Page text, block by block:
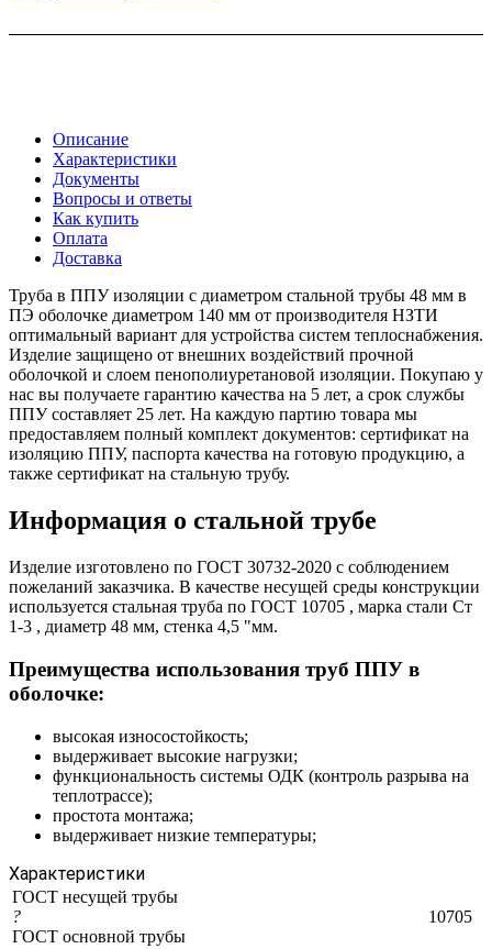
Описание
Характеристики
Документы
Вопросы и ответы
Как купить
Оплата
Доставка
Труба в ППУ изоляции с диаметром стальной трубы 48 мм в
ПЭ оболочке диаметром 140 мм от производителя НЗТИ
оптимальный вариант для устройства систем теплоснабжения.
Изделие защищено от внешних воздействий прочной
оболочкой и слоем пенополиуретановой изоляции. Покупаю у
нас вы получаете гарантию качества на 5 лет, а срок службы
ППУ составляет 25 лет. На каждую партию товара мы
предоставляем полный комплект документов: сертификат на
изоляцию ППУ, паспорта качества на готовую продукцию, а
также сертификат на стальную трубу.
Информация о стальной трубе
Изделие изготовлено по ГОСТ 30732-2020 с соблюдением
пожеланий заказчика. В качестве несущей среды конструкции
используется стальная труба по ГОСТ 10705 , марка стали Ст
1-3 , диаметр 48 мм, стенка 4,5 "мм.
Преимущества использования труб ППУ в
оболочке:
высокая износостойкость;
выдерживает высокие нагрузки;
функциональность системы ОДК (контроль разрыва на
теплотрассе);
простота монтажа;
выдерживает низкие температуры;
Характеристики
ГОСТ несущей трубы
?
ГОСТ основной трубы
10705